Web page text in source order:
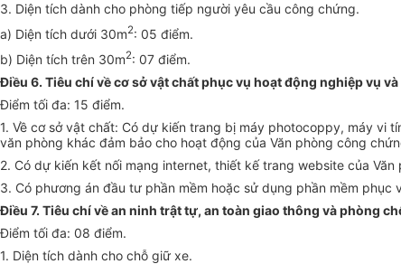
3. Diện tích dành cho phòng tiếp người yêu cầu công chứng.
a) Diện tích dưới 30m2: 05 điểm.
b) Diện tích trên 30m2: 07 điểm.
Điều 6. Tiêu chí về cơ sở vật chất phục vụ hoạt động nghiệp vụ
Điểm tối đa: 15 điểm.
1. Về cơ sở vật chất: Có dự kiến trang bị máy photocoppy, máy vi
văn phòng khác đảm bảo cho hoạt động của Văn phòng công
2. Có dự kiến kết nối mạng internet, thiết kế trang website của
3. Có phương án đầu tư phần mềm hoặc sử dụng phần mềm
Điều 7. Tiêu chí vềan ninh trật tự, an toàn giao thông và phòng
Điểm tối đa: 08 điểm.
1. Diện tích dành cho chỗ giữ xe.